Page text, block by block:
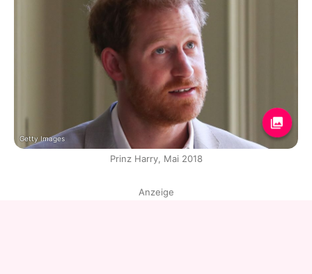
Getty Images
Prinz Harry, Mai 2018
Anzeige